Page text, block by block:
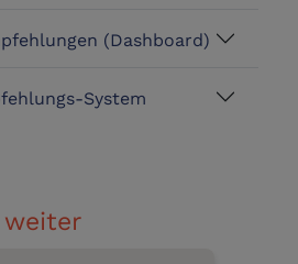
(Dashboard)
System